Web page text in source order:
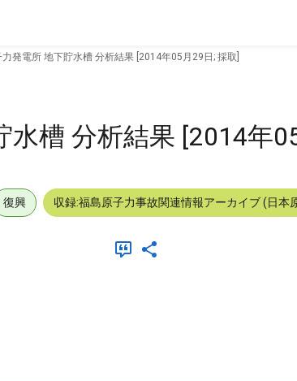
発電所 地下貯水槽 分析結果 [2014年05月29日; 採取]
槽 分析結果 [2014年
復興 収録:福島原子力事故関連情報アーカイブ (日本